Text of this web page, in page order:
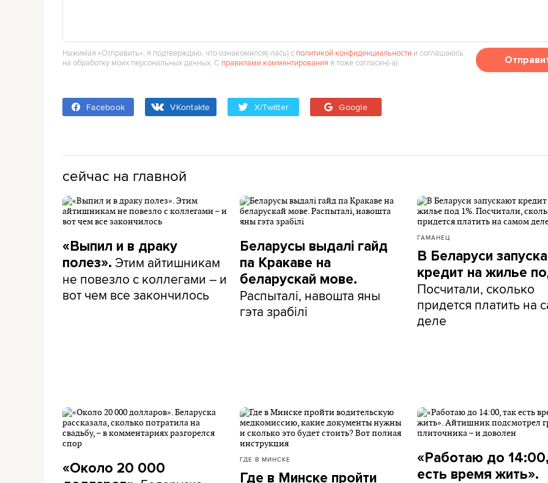
Нажимая «Отправить», я подтверждаю, что ознакомился(‑лась) с политикой конфиденциальности и соглашаюсь
на обработку моих персональных данных. С правилами комментирования я тоже согласен(‑а).
Facebook VKontakte X/Twitter Google
сейчас на главной
«Выпил и в драку
полез». Этим айтишникам
не повезло с коллегами – и
вот чем все закончилось
Беларусы выдалі гайд
па Кракаве на
беларускай мове.
Распыталі, навошта яны
гэта зрабілі
ГАМАНЕЦ
В Беларуси
кредит на жилье
Посчитали, сколько
придется платить на
деле
«Около 20 000
ГДЕ В МИНСКЕ
Где в Минске пройти
«Работаю до
есть время жить».